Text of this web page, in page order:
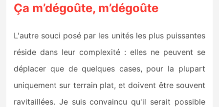
Ça m’dégoûte, m’dégoûte
L'autre souci posé par les unités les plus puissantes
réside dans leur complexité : elles ne peuvent se
déplacer que de quelques cases, pour la plupart
uniquement sur terrain plat, et doivent être souvent
ravitaillées. Je suis convaincu qu'il serait possible